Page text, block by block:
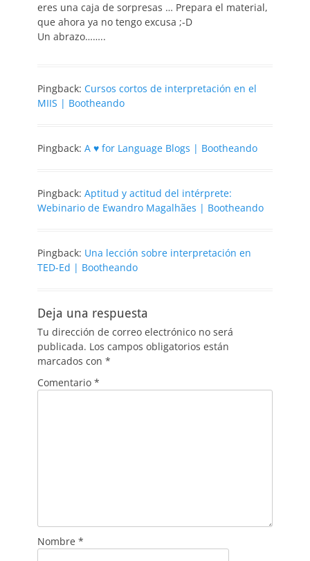
eres una caja de sorpresas … Prepara el material,
que ahora ya no tengo excusa ;-D
Un abrazo……..
Pingback: Cursos cortos de interpretación en el
MIIS | Bootheando
Pingback: A ♥ for Language Blogs | Bootheando
Pingback: Aptitud y actitud del intérprete:
Webinario de Ewandro Magalhães | Bootheando
Pingback: Una lección sobre interpretación en
TED-Ed | Bootheando
Deja una respuesta
Tu dirección de correo electrónico no será
publicada. Los campos obligatorios están
marcados con *
Comentario *
Nombre *